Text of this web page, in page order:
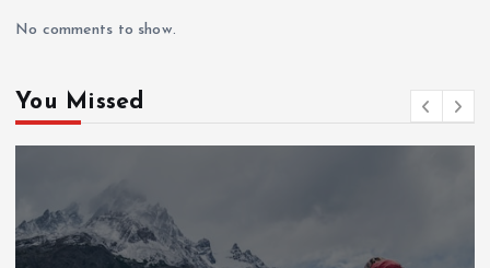
No comments to show.
You Missed